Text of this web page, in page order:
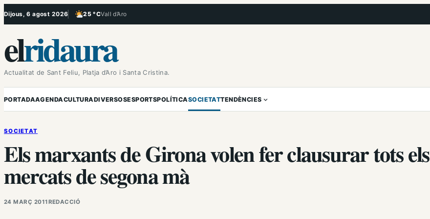
Vés
Dijous, 6 agost 2026 25 °CVall d’Aro
, Poc ennuvolat
elridaura
Actualitat de Sant Feliu, Platja d’Aro i Santa Cristina.
PORTADAAGENDACULTURADIVERSOSESPORTSPOLÍTICASOCIETATTENDÈNCIES
SOCIETAT
Els marxants de Girona volen fer clausurar tots els
mercats de segona mà
24 MARÇ 2011REDACCIÓ